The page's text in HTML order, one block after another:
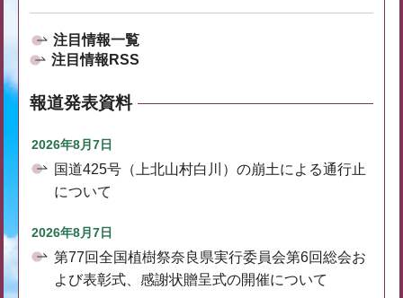
注目情報一覧
注目情報RSS
報道発表資料
2026年8月7日
国道425号（上北山村白川）の崩土による通行止
について
2026年8月7日
第77回全国植樹祭奈良県実行委員会第6回総会お
よび表彰式、感謝状贈呈式の開催について